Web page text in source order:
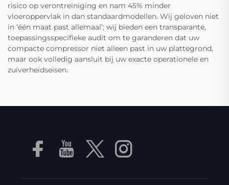
risico op verontreiniging en nam 45% minder
vloeroppervlak in dan standaardmodellen. Wij geloven niet
in ‘één maat past allemaal’; wij bieden een transparante,
toepassingsspecifieke audit om te garanderen dat uw
compacte compressor niet alleen past in uw plattegrond,
maar ook volledig aansluit bij uw exacte operationele en
zuiverheidseisen.